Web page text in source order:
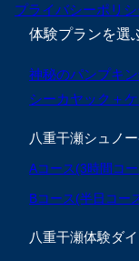
プライバシーポリシ
体験プランを選
神秘のパンプキ
シーカヤック＋
八重干瀬シュノ
Aコース(3時間コ
Bコース(半日コー
八重干瀬体験ダ